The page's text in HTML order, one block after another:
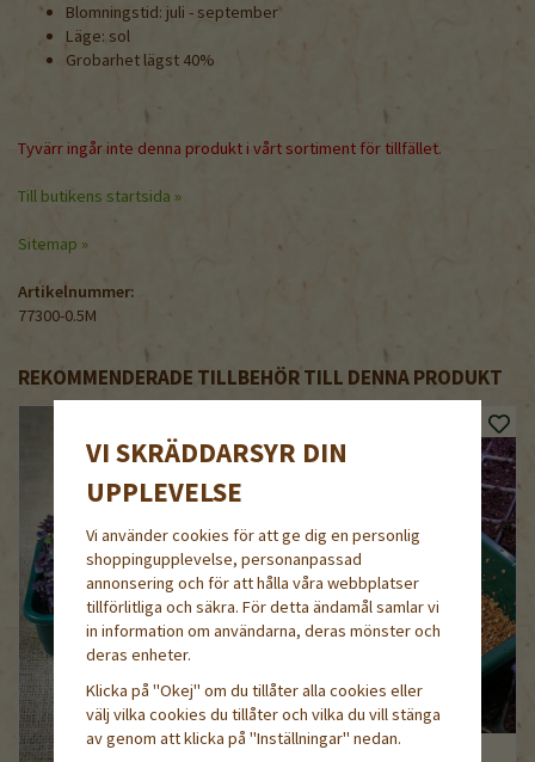
Blomningstid: juli - september
Läge: sol
Grobarhet lägst 40%
Tyvärr ingår inte denna produkt i vårt sortiment för tillfället.
Till butikens startsida »
Sitemap »
Artikelnummer:
77300-0.5M
REKOMMENDERADE TILLBEHÖR TILL DENNA PRODUKT
VI SKRÄDDARSYR DIN
UPPLEVELSE
Vi använder cookies för att ge dig en personlig
shoppingupplevelse, personanpassad
annonsering och för att hålla våra webbplatser
tillförlitliga och säkra. För detta ändamål samlar vi
in information om användarna, deras mönster och
deras enheter.
Klicka på "Okej" om du tillåter alla cookies eller
välj vilka cookies du tillåter och vilka du vill stänga
av genom att klicka på "Inställningar" nedan.